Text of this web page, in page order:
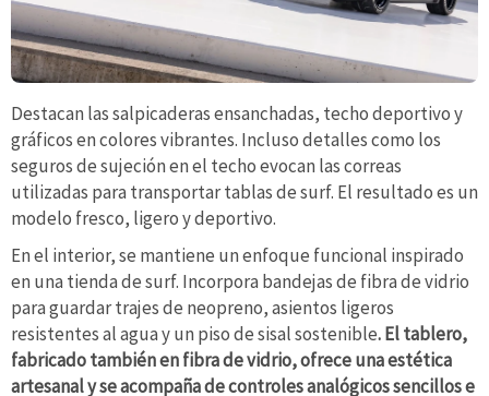
Destacan las salpicaderas ensanchadas, techo deportivo y
gráficos en colores vibrantes. Incluso detalles como los
seguros de sujeción en el techo evocan las correas
utilizadas para transportar tablas de surf. El resultado es un
modelo fresco, ligero y deportivo.
En el interior, se mantiene un enfoque funcional inspirado
en una tienda de surf. Incorpora bandejas de fibra de vidrio
para guardar trajes de neopreno, asientos ligeros
resistentes al agua y un piso de sisal sostenible. El tablero,
fabricado también en fibra de vidrio, ofrece una estética
artesanal y se acompaña de controles analógicos sencillos e